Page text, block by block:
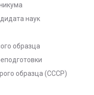
наук
образца
образца (СССР)